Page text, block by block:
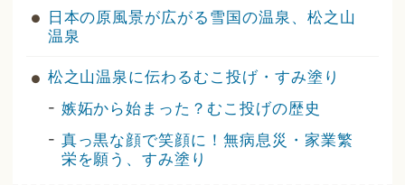
日本の原風景が広がる雪国の温泉、松之山
温泉
松之山温泉に伝わるむこ投げ・すみ塗り
- 嫉妬から始まった？むこ投げの歴史
- 真っ黒な顔で笑顔に！無病息災・家業繁
栄を願う、すみ塗り